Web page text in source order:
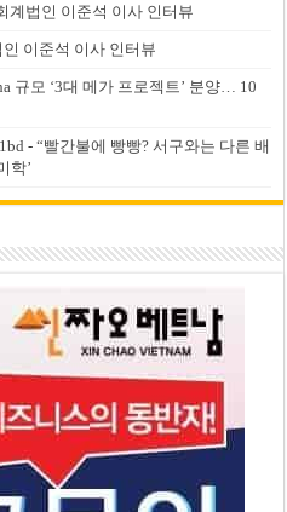
계법인 이준석 이사 인터뷰
이준석 이사 인터뷰
규모 ‘3대 메가 프로젝트’ 분양… 10
-“빨간불에 빵빵? 서구와는 다른 배
학’